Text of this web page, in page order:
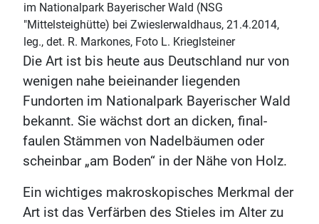
im Nationalpark Bayerischer Wald (NSG
"Mittelsteighütte) bei Zwieslerwaldhaus, 21.4.2014,
leg., det. R. Markones, Foto L. Krieglsteiner
Die Art ist bis heute aus Deutschland nur von
wenigen nahe beieinander liegenden
Fundorten im Nationalpark Bayerischer Wald
bekannt. Sie wächst dort an dicken, final-
faulen Stämmen von Nadelbäumen oder
scheinbar „am Boden“ in der Nähe von Holz.
Ein wichtiges makroskopisches Merkmal der
Art ist das Verfärben des Stieles im Alter zu